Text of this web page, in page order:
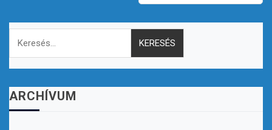
G
Y
Z
É
N
A
Keresés:
ARCHÍVUM